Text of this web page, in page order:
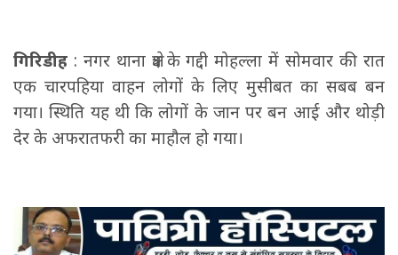
गिरिडीह : नगर थाना क्षेत्र के गद्दी मोहल्ला में सोमवार की रात
एक चारपहिया वाहन लोगों के लिए मुसीबत का सबब बन
गया। स्थिति यह थी कि लोगों के जान पर बन आई और थोड़ी
देर के अफरातफरी का माहौल हो गया।